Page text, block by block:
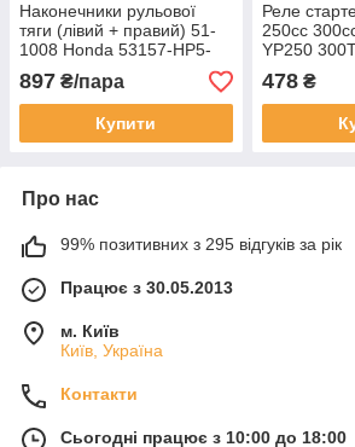
Наконечники рульової
тяги (лівий + правий) 51-
1008 Honda 53157-HP5-
003, 53158-HP5-003, 41-
1010, 41-1015
897 ₴/пара
Купити
Реле
250cc
YP250
FA-D300
LU048720
478₴
Про нас
99% позитивних з 295 відгуків за рік
Працює з 30.05.2013
м. Київ
Київ, Україна
Контакти
Сьогодні працює з 10:00 до 18:00